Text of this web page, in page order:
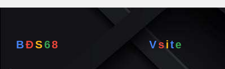
BĐS68 Vsite